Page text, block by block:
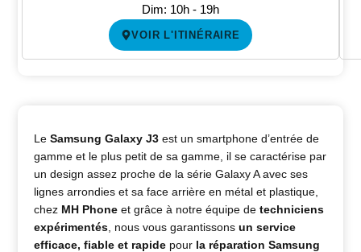
Dim: 10h - 19h
VOIR L'ITINÉRAIRE
Le Samsung Galaxy J3 est un smartphone d’entrée de
gamme et le plus petit de sa gamme, il se caractérise par
un design assez proche de la série Galaxy A avec ses
lignes arrondies et sa face arrière en métal et plastique,
chez MH Phone et grâce à notre équipe detechniciens
expérimentés , nous vous garantissonsun service
efficace, fiable et rapide pour la réparation Samsung